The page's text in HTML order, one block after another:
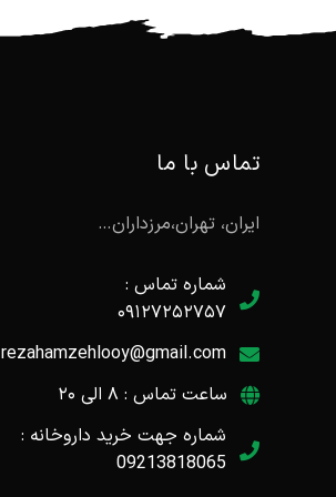
تماس با ما
ایران، تهران،مرزداران…
شماره تماس :
۰۹۱۲۷۲۵۲۷۵۷
rezahamzehlooy@gmail.com
ساعت تماس : ۸ الی ۲۰
شماره جهت خرید داروخانه :
09213818065